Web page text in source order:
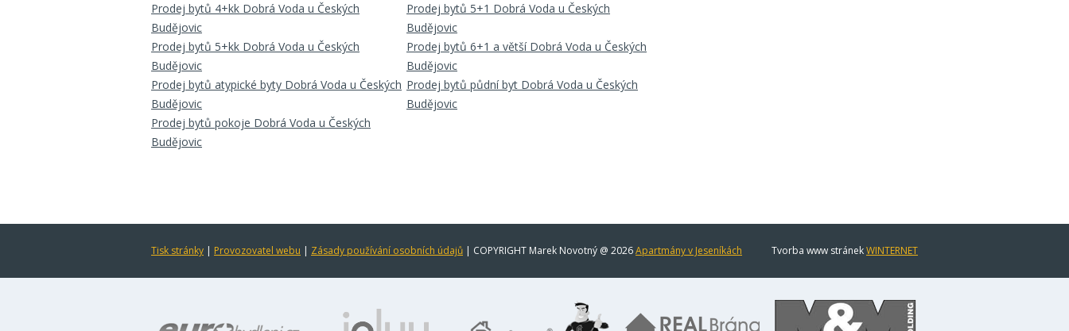
Prodej bytů 4+kk Dobrá Voda u Českých
Budějovic
Prodej bytů 5+1 Dobrá Voda u Českých
Budějovic
Prodej bytů 5+kk Dobrá Voda u Českých
Budějovic
Prodej bytů 6+1 a větší Dobrá Voda u Českých
Budějovic
Prodej bytů atypické byty Dobrá Voda u Českých
Budějovic
Prodej bytů půdní byt Dobrá Voda u Českých
Budějovic
Prodej bytů pokoje Dobrá Voda u Českých
Budějovic
Tisk stránky | Provozovatel webu | Zásady používání osobních údajů | COPYRIGHT Marek Novotný @ 2026Apartmány v Jeseníkách Tvorba www stránekWINTERNET